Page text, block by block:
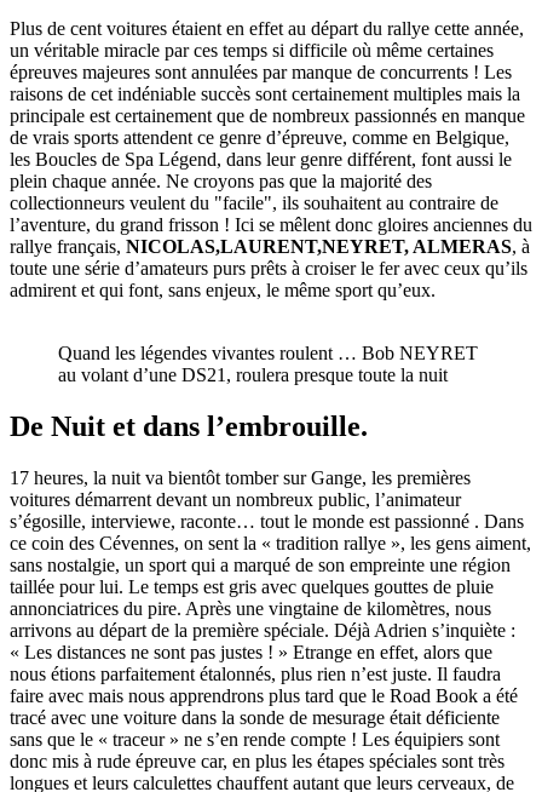
Plus de cent voitures étaient en effet au départ du rallye cette année,
un véritable miracle par ces temps si difficile où même certaines
épreuves majeures sont annulées par manque de concurrents ! Les
raisons de cet indéniable succès sont certainement multiples mais la
principale est certainement que de nombreux passionnés en manque
de vrais sports attendent ce genre d’épreuve, comme en Belgique,
les Boucles de Spa Légend, dans leur genre différent, font aussi le
plein chaque année. Ne croyons pas que la majorité des
collectionneurs veulent du "facile", ils souhaitent au contraire de
l’aventure, du grand frisson ! Ici se mêlent donc gloires anciennes du
rallye français, NICOLAS,LAURENT,NEYRET, ALMERAS, à
toute une série d’amateurs purs prêts à croiser le fer avec ceux qu’ils
admirent et qui font, sans enjeux, le même sport qu’eux.
Quand les légendes vivantes roulent … Bob NEYRET
au volant d’une DS21, roulera presque toute la nuit
De Nuit et dans l’embrouille.
17 heures, la nuit va bientôt tomber sur Gange, les premières
voitures démarrent devant un nombreux public, l’animateur
s’égosille, interviewe, raconte… tout le monde est passionné . Dans
ce coin des Cévennes, on sent la « tradition rallye », les gens aiment,
sans nostalgie, un sport qui a marqué de son empreinte une région
taillée pour lui. Le temps est gris avec quelques gouttes de pluie
annonciatrices du pire. Après une vingtaine de kilomètres, nous
arrivons au départ de la première spéciale. Déjà Adrien s’inquiète :
« Les distances ne sont pas justes ! » Etrange en effet, alors que
nous étions parfaitement étalonnés, plus rien n’est juste. Il faudra
faire avec mais nous apprendrons plus tard que le Road Book a été
tracé avec une voiture dans la sonde de mesurage était déficiente
sans que le « traceur » ne s’en rende compte ! Les équipiers sont
donc mis à rude épreuve car, en plus les étapes spéciales sont très
longues et leurs calculettes chauffent autant que leurs cerveaux, de